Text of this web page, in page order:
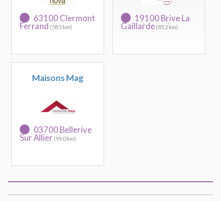
63100 Clermont
Ferrand (58.5 km)
19100 Brive La
Gaillarde (85.2 km)
Maisons Mag
03700 Bellerive
Sur Allier (99.0 km)